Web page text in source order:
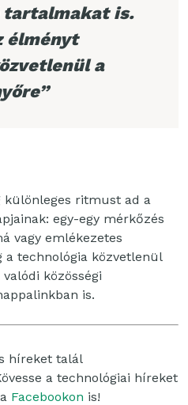
tartalmakat is.
élményt
a
különleges ritmust ad a
egy-egy mérkőzés
vagy emlékezetes
a technológia közvetlenül
közösségi
is.
híreket talál
a technológiai híreket
Facebookon is!